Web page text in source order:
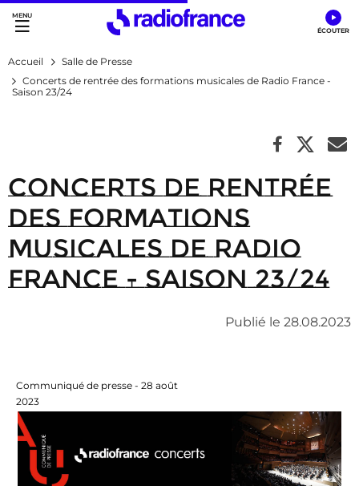
Accès direct :
Menu principal
Contenu
Accueil
Salle de Presse
Concerts de rentrée des formations musicales de Radio France -
Saison 23/24
Concerts de rentrée
des formations
musicales de Radio
France - Saison 23/24
Publié le 28.08.2023
Communiqué de presse - 28 août
2023